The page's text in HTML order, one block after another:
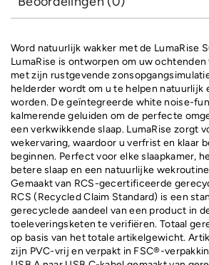
Word natuurlijk wakker met de LumaRise
LumaRise is ontworpen om uw
met zijn rustgevende
helderder wordt om u te helpen natuurlijk
worden. De geïntegreerde white noise-
kalmerende geluiden om de perfecte
een verkwikkende slaap. LumaRise zorgt
wekervaring, waardoor u verfrist en klaar
beginnen. Perfect voor elke slaapkamer,
betere slaap en een natuurlijke
Gemaakt van RCS-gecertificeerde
RCS (Recycled Claim Standard) is een
gerecyclede aandeel van een product in
toeleveringsketen te verifiëren. Totaal
op basis van het totale artikelgewicht.
zijn PVC-vrij en verpakt in FSC®-